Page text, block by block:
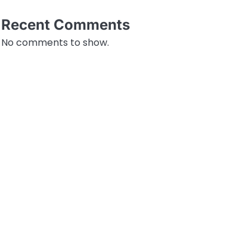
Recent Comments
No comments to show.